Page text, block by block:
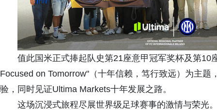
值此国米正式捧起队史第21座意甲冠军奖杯及第10
Focused on Tomorrow"（十年信赖，笃行致远）为主
验，同时见证Ultima Markets十年发展之路。
这场沉浸式旅程尽展世界级足球赛事的激情与荣光